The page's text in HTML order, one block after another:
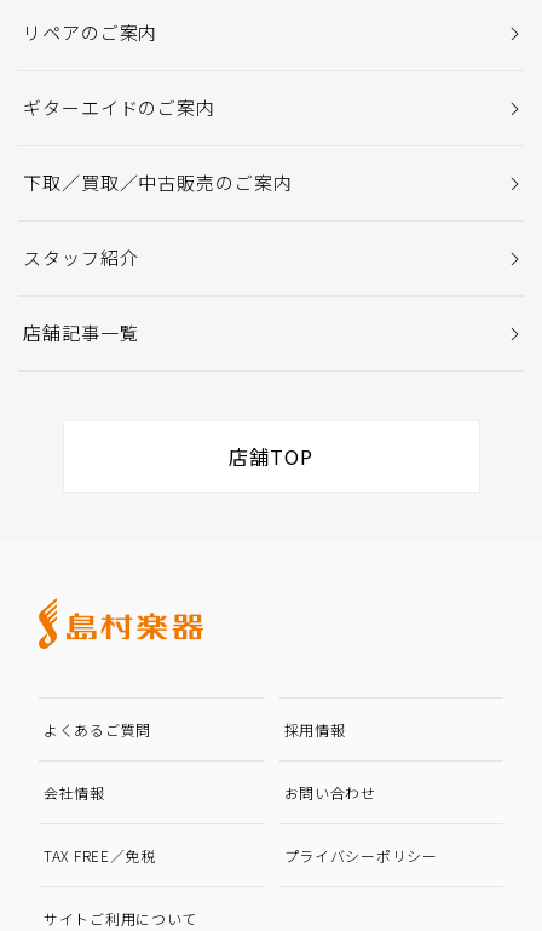
リペアのご案内
ギターエイドのご案内
下取／買取／中古販売のご案内
スタッフ紹介
店舗記事一覧
店舗TOP
よくあるご質問 採用情報
会社情報 お問い合わせ
TAX FREE／免税 プライバシーポリシー
サイトご利用について